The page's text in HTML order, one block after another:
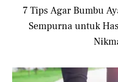
7 Tips Agar Bumbu
Sempurna untuk